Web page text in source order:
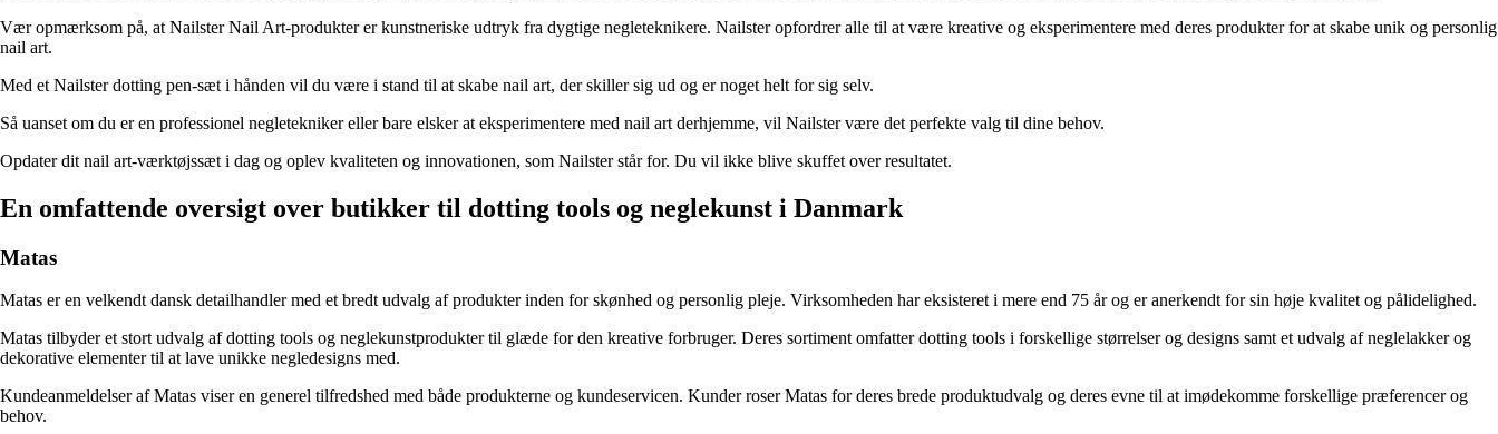
Vær opmærksom på, at Nailster Nail Art-produkter er kunstneriske udtryk fra dygtige negleteknikere. Nailster opfordrer alle til at være kreative og eksperimentere med deres produkter for at skabe unik og personlig
nail art.
Med et Nailster dotting pen-sæt i hånden vil du være i stand til at skabe nail art, der skiller sig ud og er noget helt for sig selv.
Så uanset om du er en professionel negletekniker eller bare elsker at eksperimentere med nail art derhjemme, vil Nailster være det perfekte valg til dine behov.
Opdater dit nail art-værktøjssæt i dag og oplev kvaliteten og innovationen, som Nailster står for. Du vil ikke blive skuffet over resultatet.
En omfattende oversigt over butikker til dotting tools og neglekunst i Danmark
Matas
Matas er en velkendt dansk detailhandler med et bredt udvalg af produkter inden for skønhed og personlig pleje. Virksomheden har eksisteret i mere end 75 år og er anerkendt for sin høje kvalitet og pålidelighed.
Matas tilbyder et stort udvalg af dotting tools og neglekunstprodukter til glæde for den kreative forbruger. Deres sortiment omfatter dotting tools i forskellige størrelser og designs samt et udvalg af neglelakker og
dekorative elementer til at lave unikke negledesigns med.
Kundeanmeldelser af Matas viser en generel tilfredshed med både produkterne og kundeservicen. Kunder roser Matas for deres brede produktudvalg og deres evne til at imødekomme forskellige præferencer og
behov.